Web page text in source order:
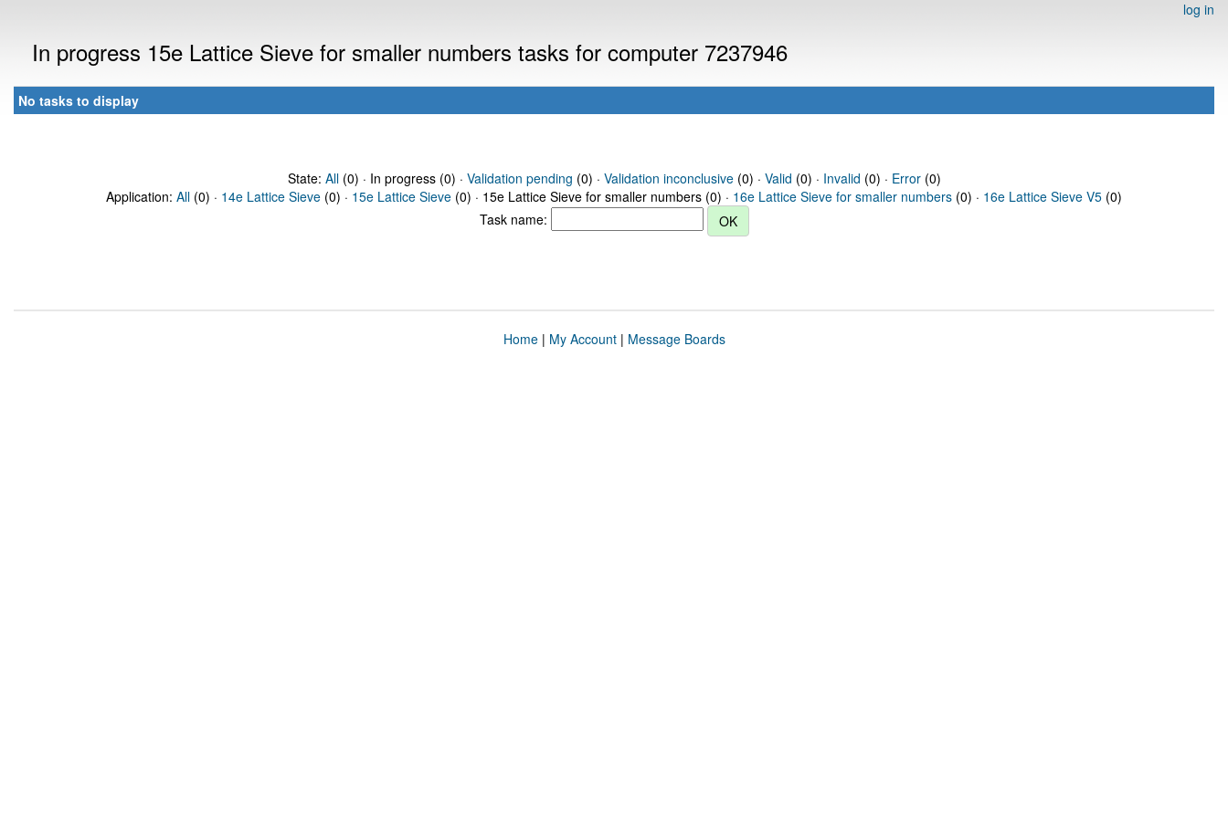
log in
In progress 15e Lattice Sieve for smaller numbers tasks for computer 7237946
No tasks to display
State: All(0) · In progress (0) · Validation pending (0) · Validation inconclusive(0) · Valid (0) · Invalid (0) · Error(0)
Application: All (0) · 14e Lattice Sieve (0) · 15e Lattice Sieve (0) · 15e Lattice Sieve for smaller numbers (0) · 16e Lattice Sieve for smaller numbers (0) · 16e Lattice Sieve V5 (0)
Task name:
Home| My Account| Message Boards